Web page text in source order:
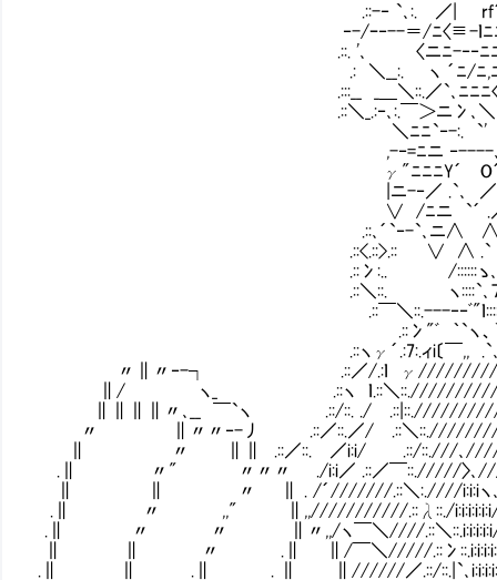
.::-‐ `､:. ／| rf´ﾆﾆ/ 'ﾆﾆﾆﾆ=-
‐-/ｰ‐--＝/ﾆ〈≡-ｌﾆﾆﾆﾆﾆﾆﾆﾆﾆﾆ´ﾆ
.::. '､ 〈ニﾆ-‐‐ﾆﾆﾆ〟ﾆﾆﾆﾆﾆﾆﾆ
.: ＼__:. ヽ ´ﾆ/ﾆ,ﾆニ`､ﾆﾆﾆﾆﾆﾆ
.:::__ _＿＼::.／`､ﾆﾆﾆ〈/ ,っ＼ﾆﾆ丶
.::＼_.:‐､:.￣＞ニ冫､＼ﾆ ′,.:'´＼｀､ﾆ
＼ﾆﾆ`‐-:. `' `冫f_O_ -‐'ヾｌ_.:-
,-‐=ﾆニ ‐----､` ￣ ., ‐-､ .::-ｌ
γ"ﾆﾆﾆY´ O´､ ..／ﾞ´`ﾞ"ﾞ .､ Иj´
|ニ-‐／ .`､ ／ ／ , _､rf ､__
∨ /ﾆニ `´ .／..／ ﾆ .ｌ ､,.'ﾆ
.::､´`‐-`､ニ∧ ∧._〈 〉 |.j ｲ
.::<.::>.:: ∨ ∧ .` ､ ｌ^､ _／ .丿 ,.f
.::冫:.. /::::::ゝ､_｀､,､ -‐´_､+'”,､丶
.::＼::. ヽ::::`､７`,' 〉､-‐´_､
.::￣＼::.---‐‐ﾞ"ｌ::::::|冫､/`,￣､
.::冫"ﾞ ｀`ヽ、`‐ｌ＼|`､_j′`､ .O
.::ヽγ´.:7:.ィi〔￣,, .`､ ＼ ｌ .| ‐-/｀
〃∥〃‐-┐ .::／/.:ｌ γ/////////`､ ＼| |
∥/ ヽ_ .::ヽ ｌ.::＼::.//////////.∧ ｀`
∥∥∥∥〃､__ ￣`ヽ .::/::. ./ .::|::.//////////
〃 ∥〃〃‐-丿 .::／::.／/ .::＼::.///////////|
∥ 〃 ∥∥ .::／::. ／i:i/ .::/::.///､
.∥ 〃" 〃〃〃 ./i:i／ .::／￣::./////〉､
∥ ∥ 〃 ∥ . /´///////.::＼:.////i:i:iヽ､/////
.∥ 〃 ,," ∥,,///////////.::λ::./i:i:i:i:i:i/////
.∥ 〃 〃 ∥〃,,/ヽ￣＼////.::＼
∥ ∥ 〃 .∥ ∥/￣＼/////.::冫::.i:i:i:i:i.::／
.∥ ∥ .∥ . ∥ ∥//////／.::/::.|`､i:i:i:i:i////